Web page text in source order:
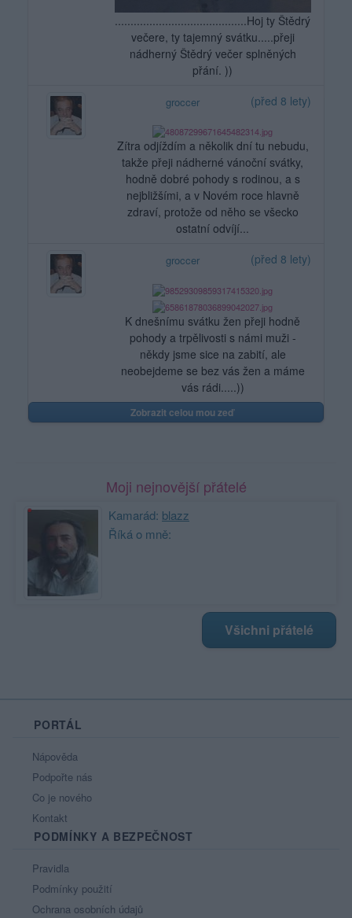
..........................................Hoj ty Štědrý
večere, ty tajemný svátku.....přeji
nádherný Štědrý večer splněných
přání. ))
groccer (před 8 lety)
Zítra odjíždím a několik dní tu nebudu,
takže přeji nádherné vánoční svátky,
hodně dobré pohody s rodinou, a s
nejbližšími, a v Novém roce hlavně
zdraví, protože od něho se všecko
ostatní odvíjí...
groccer (před 8 lety)
K dnešnímu svátku žen přeji hodně
pohody a trpělivosti s námi muži -
někdy jsme sice na zabití, ale
neobejdeme se bez vás žen a máme
vás rádi.....))
Zobrazit celou mou zeď
Moji nejnovější přátelé
Kamarád: blazz
Říká o mně:
Všichni přátelé
PORTÁL
Nápověda
Podpořte nás
Co je nového
Kontakt
PODMÍNKY A BEZPEČNOST
Pravidla
Podmínky použití
Ochrana osobních údajů